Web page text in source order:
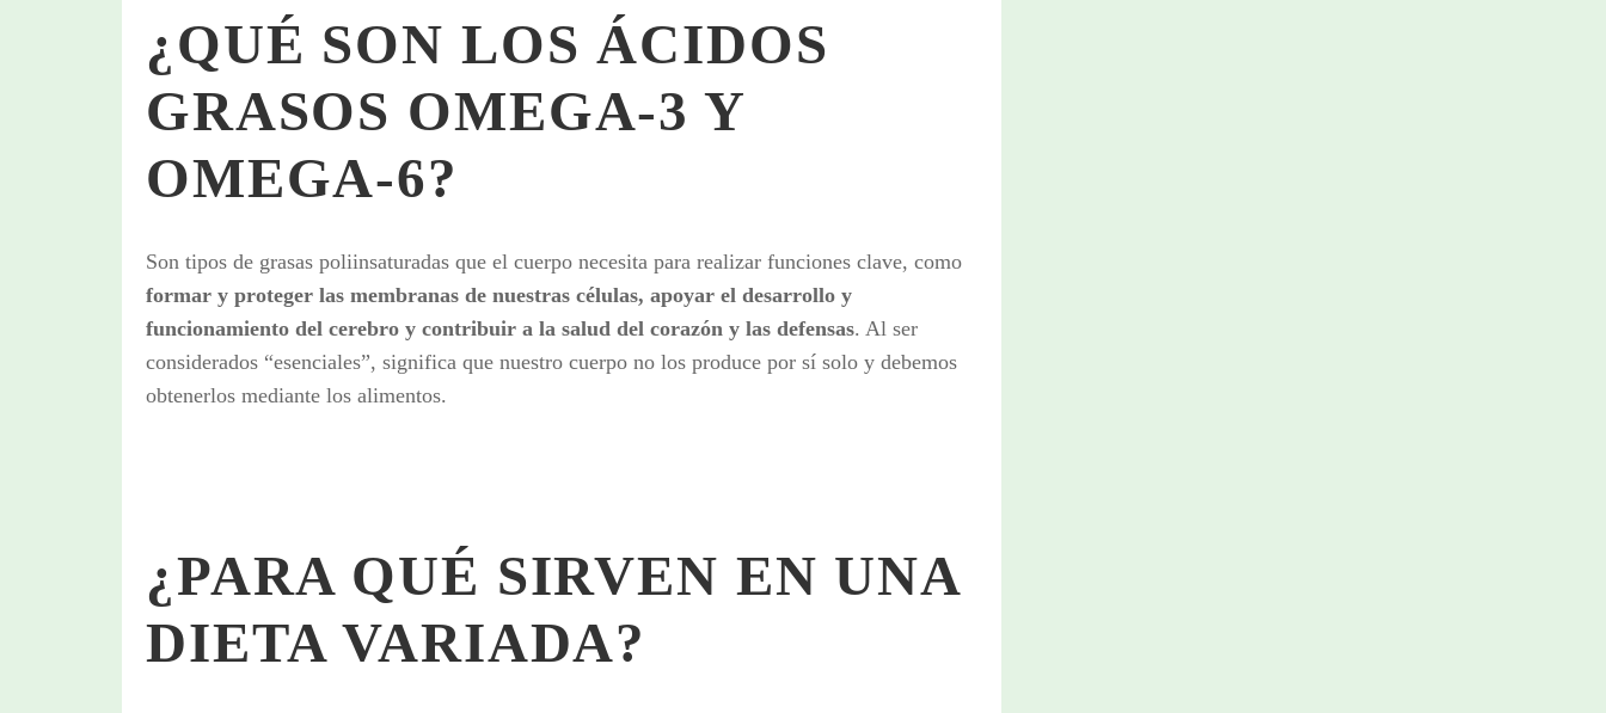
¿QUÉ SON LOS ÁCIDOS
GRASOS OMEGA-3 Y
OMEGA-6?
Son tipos de grasas poliinsaturadas que el cuerpo necesita para realizar funciones clave, como
formar y proteger las membranas de nuestras células, apoyar el desarrollo y
funcionamiento del cerebro y contribuir a la salud del corazón y las defensas. Al ser
considerados “esenciales”, significa que nuestro cuerpo no los produce por sí solo y debemos
obtenerlos mediante los alimentos.
¿PARA QUÉ SIRVEN EN UNA
DIETA VARIADA?